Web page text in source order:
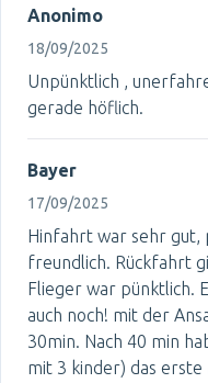
Anonimo
18/09/2025
Unpünktlich ,
gerade höflich.
Bayer
17/09/2025
Hinfahrt war sehr gut,
freundlich. Rückfahrt
Flieger war pünktlich.
auch noch! mit der
30min. Nach 40 min
mit 3 kinder) das